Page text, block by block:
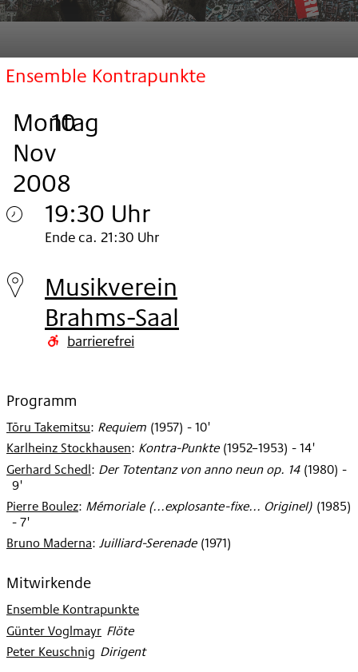
Ensemble Kontrapunkte
Montag
, 10
.
Nov
2008
.
19:30 Uhr
Montag
10.
Nov
2008
Ende ca. 21:30 Uhr
Musikverein
Brahms-Saal
barrierefrei
Programm
Tōru Takemitsu: Requiem (1957) - 10'
Karlheinz Stockhausen: Kontra-Punkte (1952–1953) - 14'
Gerhard Schedl: Der Totentanz von anno neun op. 14 (1980) -
9'
Pierre Boulez: Mémoriale (...explosante-fixe... Originel) (1985)
- 7'
Bruno Maderna: Juilliard-Serenade (1971)
Mitwirkende
Ensemble Kontrapunkte
Günter Voglmayr
: Flöte
Peter Keuschnig: Dirigent